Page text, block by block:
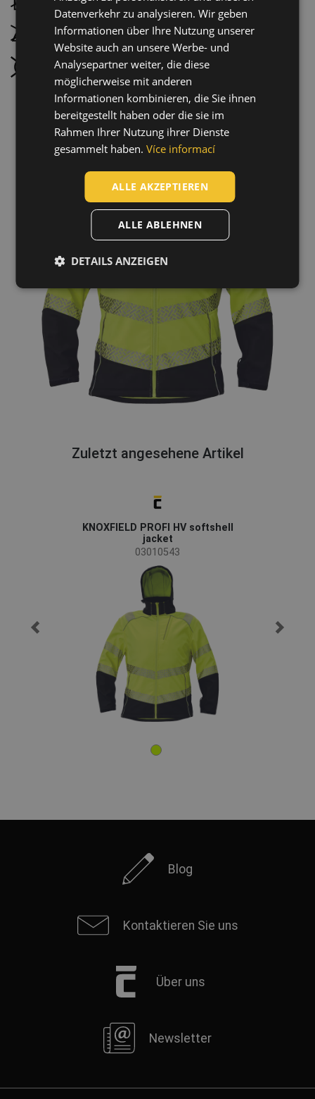
Nicht bügeln
Nicht chemisch reinigen
Zuletzt angesehene Artikel
KNOXFIELD PROFI HV softshell
jacket
03010543
Blog
Kontaktieren Sie uns
Über uns
Newsletter
SLOVAK
ROMANIAN
GERMAN
SPANISH
FRENCH
Datenverkehr zu analysieren. Wir geben
Informationen über Ihre Nutzung unserer
Website auch an unsere Werbe- und
Analysepartner weiter, die diese
möglicherweise mit anderen
Informationen kombinieren, die Sie ihnen
bereitgestellt haben oder die sie im
Rahmen Ihrer Nutzung ihrer Dienste
gesammelt haben. Více informací
ALLE AKZEPTIEREN
ALLE ABLEHNEN
DETAILS ANZEIGEN